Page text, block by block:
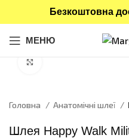
Безкоштовна
МЕНЮ
Головна Анатомічні шлеї
Шлея Happy Walk